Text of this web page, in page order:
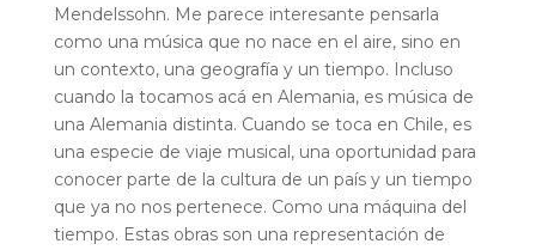
Mendelssohn. Me parece interesante pensarla
como una música que no nace en el aire, sino en
un contexto, una geografía y un tiempo. Incluso
cuando la tocamos acá en Alemania, es música de
una Alemania distinta. Cuando se toca en Chile, es
una especie de viaje musical, una oportunidad para
conocer parte de la cultura de un país y un tiempo
que ya no nos pertenece. Como una máquina del
tiempo. Estas obras son una representación de